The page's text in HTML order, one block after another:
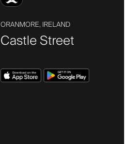
ORANMORE, IRELAND
Castle Street